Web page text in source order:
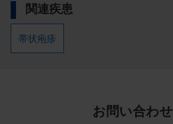
関連疾患
帯状疱疹
お問い合わせ